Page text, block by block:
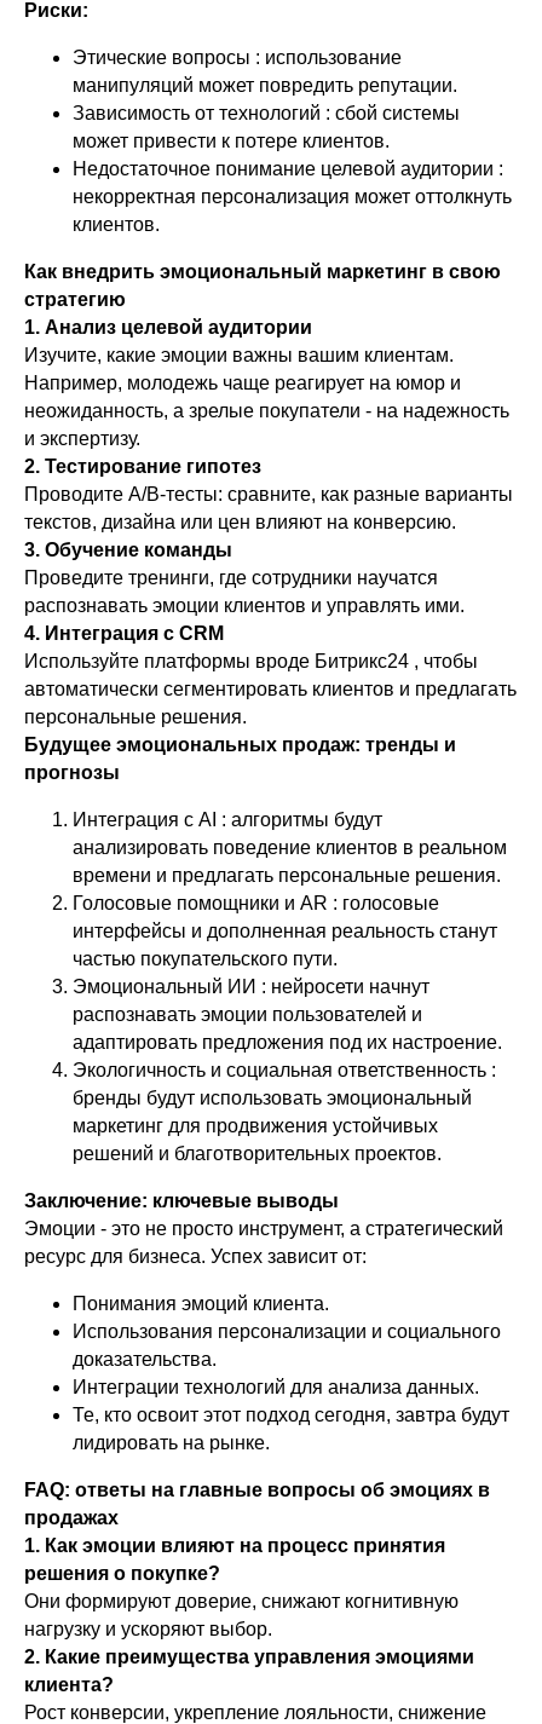
Риски:
Этические вопросы : использование
манипуляций может повредить репутации.
Зависимость от технологий : сбой системы
может привести к потере клиентов.
Недостаточное понимание целевой аудитории :
некорректная персонализация может оттолкнуть
клиентов.
Как внедрить эмоциональный маркетинг в свою
стратегию
1. Анализ целевой аудитории
Изучите, какие эмоции важны вашим клиентам.
Например, молодежь чаще реагирует на юмор и
неожиданность, а зрелые покупатели - на надежность
и экспертизу.
2. Тестирование гипотез
Проводите A/B-тесты: сравните, как разные варианты
текстов, дизайна или цен влияют на конверсию.
3. Обучение команды
Проведите тренинги, где сотрудники научатся
распознавать эмоции клиентов и управлять ими.
4. Интеграция с CRM
Используйте платформы вроде Битрикс24 , чтобы
автоматически сегментировать клиентов и предлагать
персональные решения.
Будущее эмоциональных продаж: тренды и
прогнозы
Интеграция с AI : алгоритмы будут
анализировать поведение клиентов в реальном
времени и предлагать персональные решения.
Голосовые помощники и AR : голосовые
интерфейсы и дополненная реальность станут
частью покупательского пути.
Эмоциональный ИИ : нейросети начнут
распознавать эмоции пользователей и
адаптировать предложения под их настроение.
Экологичность и социальная ответственность :
бренды будут использовать эмоциональный
маркетинг для продвижения устойчивых
решений и благотворительных проектов.
Заключение: ключевые выводы
Эмоции - это не просто инструмент, а стратегический
ресурс для бизнеса. Успех зависит от:
Понимания эмоций клиента.
Использования персонализации и социального
доказательства.
Интеграции технологий для анализа данных.
Те, кто освоит этот подход сегодня, завтра будут
лидировать на рынке.
FAQ: ответы на главные вопросы об эмоциях в
продажах
1. Как эмоции влияют на процесс принятия
решения о покупке?
Они формируют доверие, снижают когнитивную
нагрузку и ускоряют выбор.
2. Какие преимущества управления эмоциями
клиента?
Рост конверсии, укрепление лояльности, снижение